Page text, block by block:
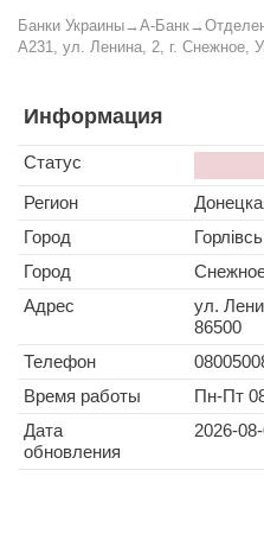
Банки Украины→ А-Банк→
A231, ул. Ленина, 2, г. Снежное,
Информация
Статус
Регион
Город
Город
Адрес
ул.
86500
Телефон
Время работы
Пн-Пт
Дата
обновления
2026-